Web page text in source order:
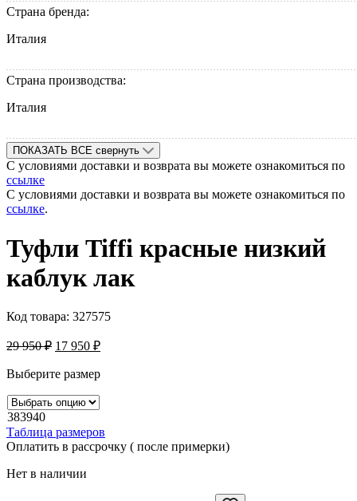
Страна бренда:
Италия
Страна производства:
Италия
ПОКАЗАТЬ ВСЕ свернуть
С условиями доставки и возврата вы можете ознакомиться по
ссылке
С условиями доставки и возврата вы можете ознакомиться по
ссылке.
Туфли Tiffi красные низкий
каблук лак
Код товара: 327575
29 950₽ 17 950 ₽
Выберите размер
383940
Таблица размеров
Оплатить в рассрочку ( после примерки)
Нет в наличии